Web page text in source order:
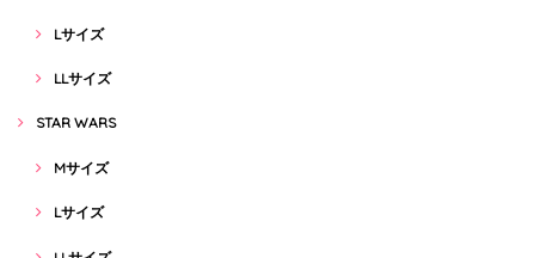
Lサイズ
LLサイズ
STAR WARS
Mサイズ
Lサイズ